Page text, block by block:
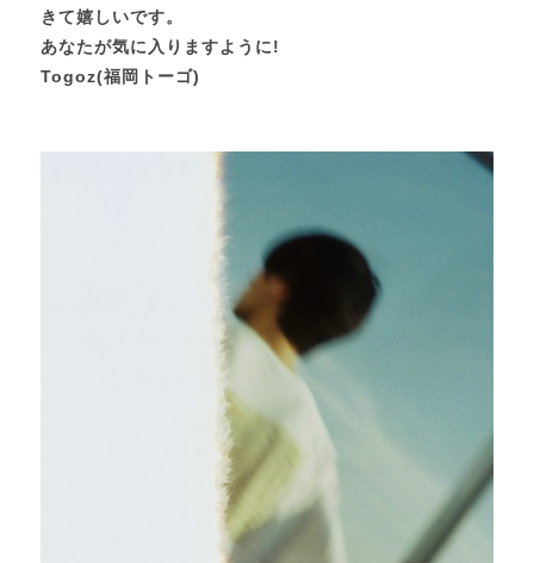
きて嬉しいです。
あなたが気に入りますように!
Togoz(福岡トーゴ)